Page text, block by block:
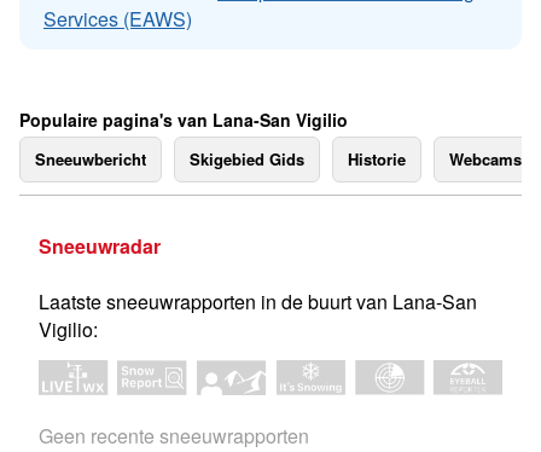
Services (EAWS)
Populaire pagina's van Lana-San Vigilio
Sneeuwbericht Skigebied Gids Historie Webcams
Sneeuwradar
Laatste sneeuwrapporten in de buurt van Lana-San
Vigilio:
Geen recente sneeuwrapporten